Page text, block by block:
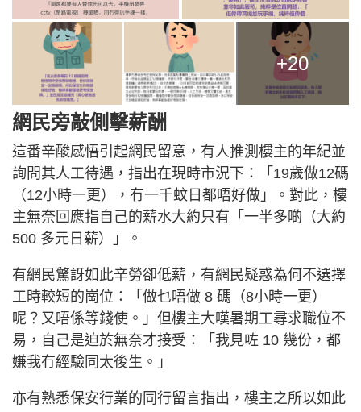
+20
網民旁敲側擊薪酬
這番辛酸感悟引起網民留意，有人推測樓主的年紀並
詢問其人工待遇，指出在現時市況下：「19歲做12碼
（12小時一更），冇一千蚊日都唔好做」。對此，樓
主無奈回應指自己的薪水大約只有「一半多啲（大約
500 多元日薪）」。
有網民驚訝如此辛勞卻低薪，有網民疑惑為何不選擇
工時較短的崗位：「做乜唔做 8 碼（8小時一更）
呢？又唔係等錢使。」但樓主大嘆暑期工尋求職位不
易，自己是迫於無奈才接受：「我見咗 10 幾份，都
嫌我冇經驗同太後生。」
亦有熟悉保安行業的同行留言指出，樓主之所以如此